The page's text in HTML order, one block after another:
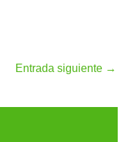
Entrada siguiente →